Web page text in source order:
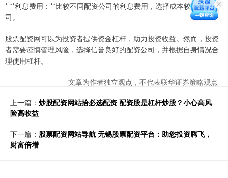
* **利息费用：**比较不同配资公司的利息费用，选择成本较低的公
司。
股票配资网可以为投资者提供资金杠杆，助力投资收益。然而，投资
者需要谨慎管理风险，选择信誉良好的配资公司，并根据自身情况合
理使用杠杆。
文章为作者独立观点，不代表联华证券策略观点
上一篇： 炒股配资网站拾必选配资 配资股是杠杆炒股？小心高风
险高收益
下一篇： 股票配资网站导航 无锡股票配资平台：助您投资腾飞，
财富倍增